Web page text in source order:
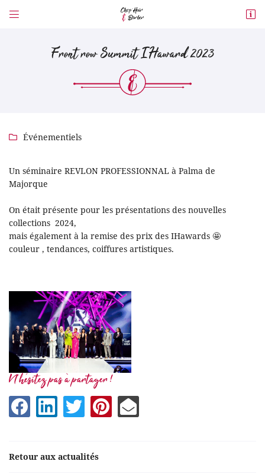
 
26 Boulevard Victor Guilhem
05 63 39 53 46
 Adresse email de réception
En cochant cette case, vous consentez à recevoir nos propositions commerciales à
l'adresse email indiqué ci-dessus. Vous pouvez vous désinscrire à tout moment
en utilisantle formulaire de désinscription
Inscription
Front row Summit IHaward 2023
 Événementiels
Un séminaire REVLON PROFESSIONNAL à Palma de
Majorque
On était présente pour les présentations des nouvelles
collections 2024,
mais également à la remise des prix des IHawards 🤩
couleur , tendances, coiffures artistiques.
N'hésitez pas à partager !
Retour aux actualités